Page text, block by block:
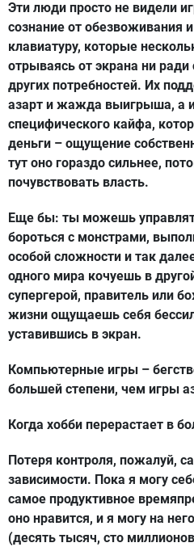
Эти люди просто не видели
сознание от обезвоживания
клавиатуру, которые
отрываясь от экрана ни
других потребностей. Их
азарт и жажда выигрыша, а
специфического кайфа,
деньги – ощущение
тут оно гораздо сильнее,
почувствовать власть.
Еще бы: ты можешь
бороться с монстрами,
особой сложности и так
одного мира кочуешь в
супергерой, правитель или
жизни ощущаешь себя
уставившись в экран.
Компьютерные игры –
большей степени, чем игры
Когда хобби перерастает в
Потеря контроля, пожалуй,
зависимости. Пока я могу
самое продуктивное
оно нравится, и я могу на
(десять тысяч, сто